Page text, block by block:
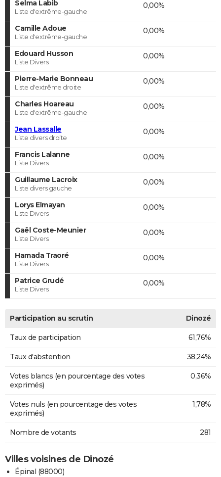
Selma Labib
Liste d'extrême-gauche
0,00%
Camille Adoue
Liste d'extrême-gauche
0,00%
Edouard Husson
Liste Divers
0,00%
Pierre-Marie Bonneau
Liste d'extrême droite
0,00%
Charles Hoareau
Liste d'extrême-gauche
0,00%
Jean Lassalle
Liste divers droite
0,00%
Francis Lalanne
Liste Divers
0,00%
Guillaume Lacroix
Liste divers gauche
0,00%
Lorys Elmayan
Liste Divers
0,00%
Gaël Coste-Meunier
Liste Divers
0,00%
Hamada Traoré
Liste Divers
0,00%
Patrice Grudé
Liste Divers
0,00%
Participation au scrutin Dinozé
Taux de participation 61,76%
Taux d'abstention 38,24%
Votes blancs (en pourcentage des votes
exprimés)
0,36%
Votes nuls (en pourcentage des votes
exprimés)
1,78%
Nombre de votants 281
Villes voisines de Dinozé
Épinal (88000)